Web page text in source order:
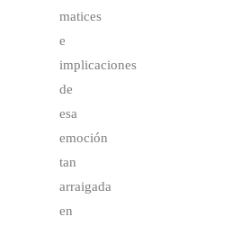
matices
e
implicaciones
de
esa
emoción
tan
arraigada
en